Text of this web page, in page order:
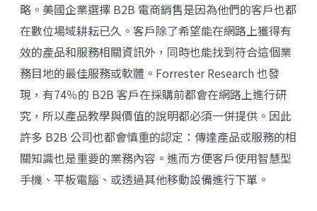
略。美國企業選擇 B2B 電商銷售是因為他們的客戶也都
在數位場域耕耘已久。客戶除了希望能在網路上獲得有
效的產品和服務相關資訊外，同時也能找到符合這個業
務目地的最佳服務或軟體。Forrester Research 也發
現，有74％的 B2B 客戶在採購前都會在網路上進行研
究，所以產品教學與價值的說明都必須一併提供。因此
許多 B2B 公司也都會慎重的認定：傳達產品或服務的相
關知識也是重要的業務內容。進而方便客戶使用智慧型
手機、平板電腦、或透過其他移動設備進行下單。